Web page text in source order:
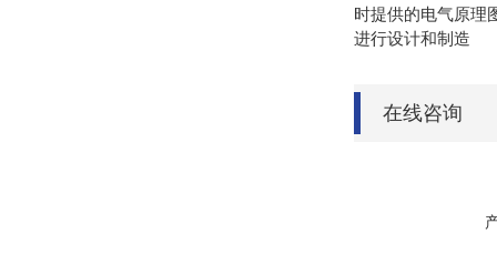
时提供的电气原理
进行设计和制造
在线咨询